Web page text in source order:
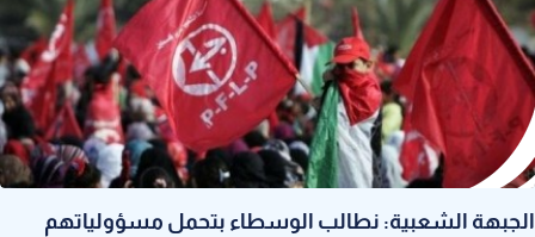
الجبهة الشعبية: نطالب الوسطاء بتحمل مسؤولياتهم